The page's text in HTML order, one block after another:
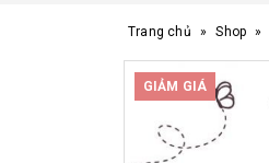
Trang chủ » Shop »
GIẢM GIÁ